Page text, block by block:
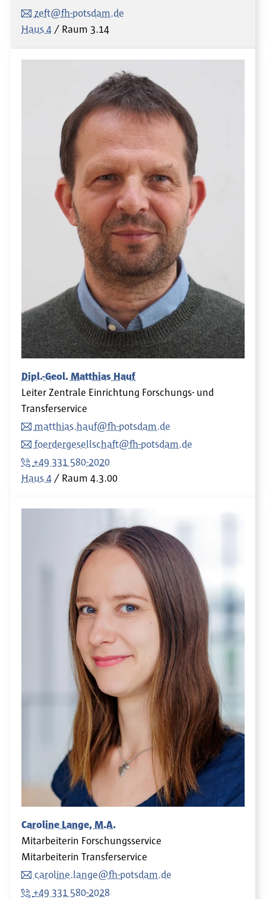
zeft@fh-potsdam.de
Haus 4
Raum 3.14
Dipl.-Geol. Matthias Hauf
Leiter Zentrale Einrichtung Forschungs- und
Transferservice
matthias.hauf@fh-potsdam.de
foerdergesellschaft@fh-potsdam.de
+49 331 580-2020
Haus 4
Raum 4.3.00
Caroline Lange, M.A.
Mitarbeiterin Forschungsservice
Mitarbeiterin Transferservice
caroline.lange@fh-potsdam.de
+49 331 580-2028